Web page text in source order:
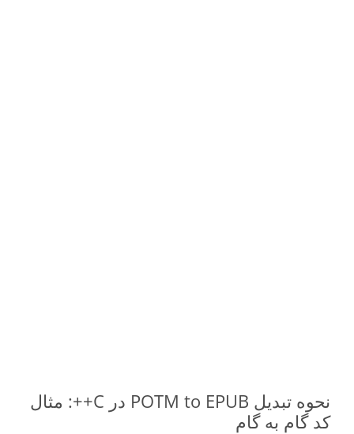
نحوه تبدیل POTM to EPUB در C++: مثال
کد گام به گام